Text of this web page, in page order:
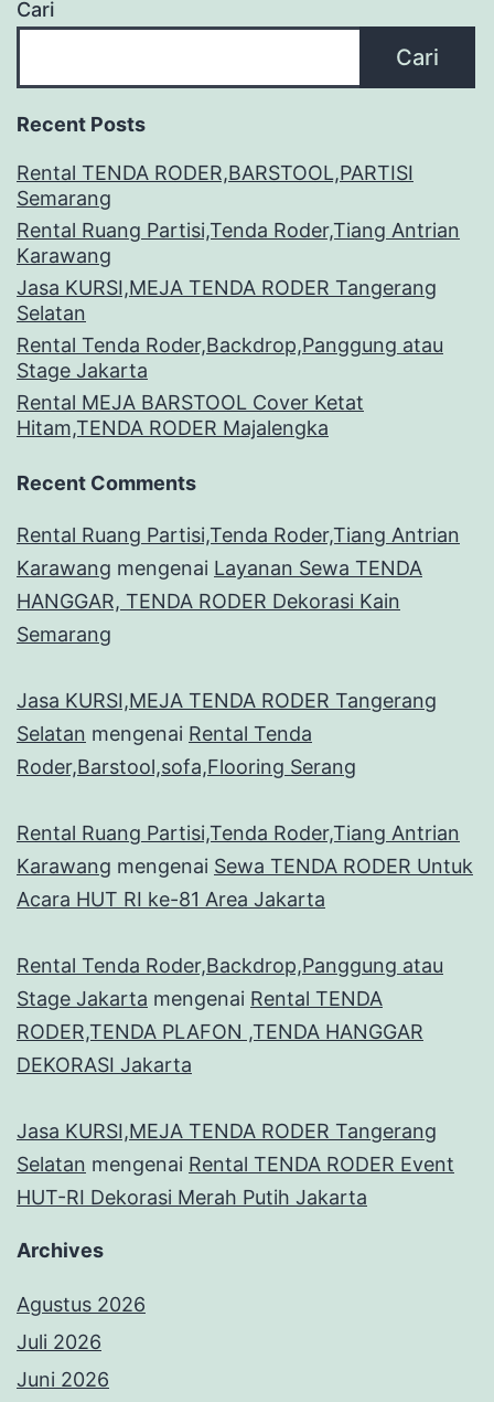
Cari
Cari
Recent Posts
Rental TENDA RODER,BARSTOOL,PARTISI
Semarang
Rental Ruang Partisi,Tenda Roder,Tiang Antrian
Karawang
Jasa KURSI,MEJA TENDA RODER Tangerang
Selatan
Rental Tenda Roder,Backdrop,Panggung atau
Stage Jakarta
Rental MEJA BARSTOOL Cover Ketat
Hitam,TENDA RODER Majalengka
Recent Comments
Rental Ruang Partisi,Tenda Roder,Tiang Antrian
Karawang mengenai Layanan Sewa TENDA
HANGGAR, TENDA RODER Dekorasi Kain
Semarang
Jasa KURSI,MEJA TENDA RODER Tangerang
Selatan mengenai Rental Tenda
Roder,Barstool,sofa,Flooring Serang
Rental Ruang Partisi,Tenda Roder,Tiang Antrian
Karawang mengenai Sewa TENDA RODER Untuk
Acara HUT RI ke-81 Area Jakarta
Rental Tenda Roder,Backdrop,Panggung atau
Stage Jakarta mengenai Rental TENDA
RODER,TENDA PLAFON ,TENDA HANGGAR
DEKORASI Jakarta
Jasa KURSI,MEJA TENDA RODER Tangerang
Selatan mengenai Rental TENDA RODER Event
HUT-RI Dekorasi Merah Putih Jakarta
Archives
Agustus 2026
Juli 2026
Juni 2026